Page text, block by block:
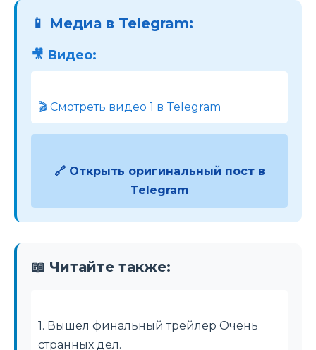
📱 Медиа в Telegram:
🎥 Видео:
🎬 Смотреть видео 1 в Telegram
🔗 Открыть оригинальный пост в
Telegram
📖 Читайте также:
1. Вышел финальный трейлер Очень
странных дел.